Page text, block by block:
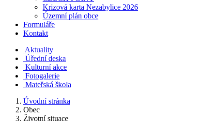
Krizová karta Nezabylice 2026
Územní plán obce
Formuláře
Kontakt
Aktuality
Úřední deska
Kulturní akce
Fotogalerie
Mateřská škola
Úvodní stránka
Obec
Životní situace